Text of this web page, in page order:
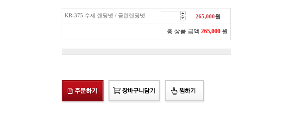
KR-375 수제 랜딩넷 / 금린랜딩넷 265,000원
총 상품 금액 265,000 원